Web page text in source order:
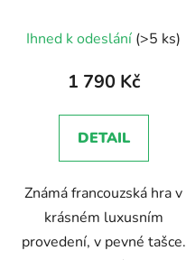
Ihned k odeslání (>5 ks)
1 790 Kč
DETAIL
Známá francouzská hra v
krásném luxusním
provedení, v pevné tašce.